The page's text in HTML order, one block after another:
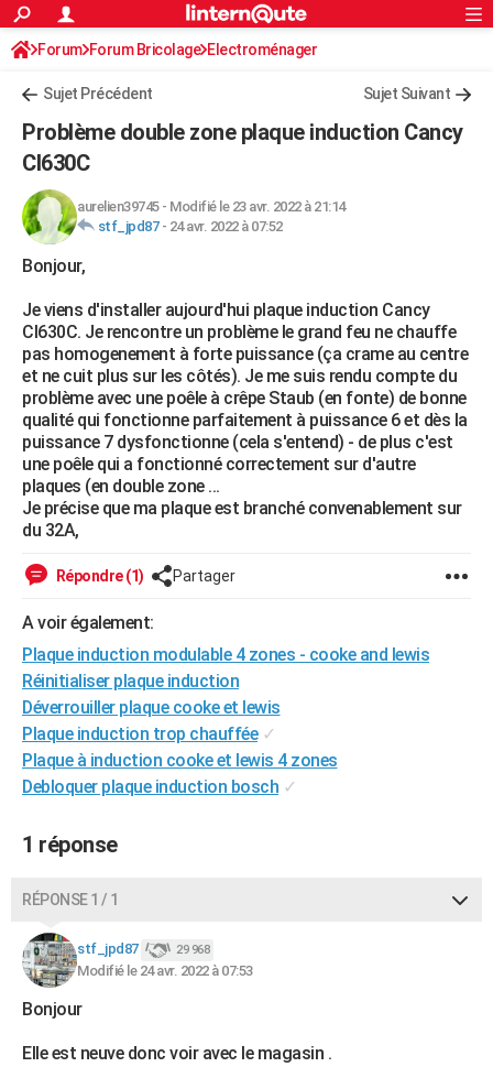
ACTUALITÉS
Politique
Société
Faits Divers
Education
Monde
Villes
+
Programme TV
TNTStreaming
Cinéma
Sorties cinéma
Musique
+FINANCE
Retraite
Impôts
Epargne
Immobilier
Risques naturels par ville
Banque
Assurance
Crédit
AUTO
Essais
Réserver un essai
Citadines
Berlines
SUV
Forum auto
HIGH-TECH
Forum
Aménagement intérieur
Extérieur
Cuisine
Salle de bains
Jardinage
Rangement
WEEK-END
Guides de France
Escapades
Patrimoine
Expositions
Musées
Week-end nature
+LIFESTYLE
Art de vivre
Bien-être
Loisirs
Mode
Modes de vie
SANTE
Alimentation
Guide de la santé
Maladies
Médicaments
Sommeil
VOYAGE
Destinations
City break
Voyage nature
Voyage de noces
Forum
Climat
+PHOTO
GUIDES D'ACHAT
CARTE DE VOEUX
Carte de Noël
Carte Bonne année
Carte Saint-Valentin
Carte Pâques
Carte d'anniversaire
DICTIONNAIRE
Dictionnaire
Biographies
Citations
Expressions
Proverbes
PROGRAMME TV
COPAINS D'AVANT
AVIS DE DÉCÈS
S'inscrire
Connexion
Forum Forum Bricolage Electroménager
Sujet Précédent Sujet Suivant
Problème double zone plaque induction Cancy
CI630C
aurelien39745- Modifié le 23 avr. 2022 à 21:14
stf_jpd87- 24 avr. 2022 à 07:52
Bonjour,
Je viens d'installer aujourd'hui plaque induction Cancy
CI630C. Je rencontre un problème le grand feu ne chauffe
pas homogenement à forte puissance (ça crame au centre
et ne cuit plus sur les côtés). Je me suis rendu compte du
problème avec une poêle à crêpe Staub (en fonte) de bonne
qualité qui fonctionne parfaitement à puissance 6 et dès la
puissance 7 dysfonctionne (cela s'entend) - de plus c'est
une poêle qui a fonctionné correctement sur d'autre
plaques (en double zone ...
Je précise que ma plaque est branché convenablement sur
du 32A,
Répondre (1) Partager
A voir également:
Plaque induction modulable 4 zones - cooke and lewis
Réinitialiser plaque induction
Déverrouiller plaque cooke et lewis
Plaque induction trop chauffée ✓
Plaque à induction cooke et lewis 4 zones
Debloquer plaque induction bosch ✓
1 réponse
RÉPONSE 1 / 1
stf_jpd87 29 968
Modifié le 24 avr. 2022 à 07:53
Bonjour
Elle est neuve donc voir avec le magasin .